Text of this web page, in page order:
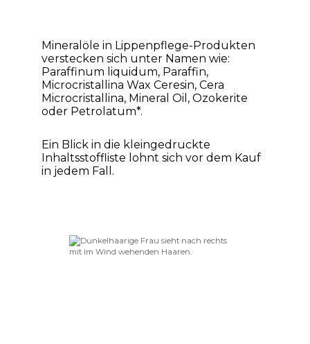
Mineralöle in Lippenpflege-Produkten
verstecken sich unter Namen wie:
Paraffinum liquidum, Paraffin,
Microcristallina Wax Ceresin, Cera
Microcristallina, Mineral Oil, Ozokerite
oder Petrolatum*.
Ein Blick in die kleingedruckte
Inhaltsstoffliste lohnt sich vor dem Kauf
in jedem Fall.